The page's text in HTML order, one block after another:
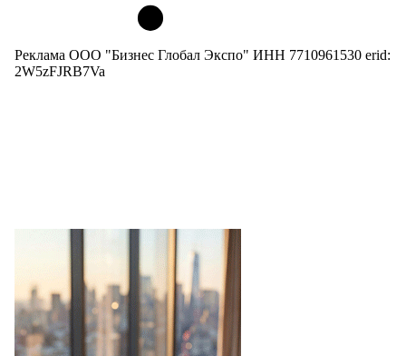
Реклама ООО "Бизнес Глобал Экспо" ИНН 7710961530 erid:
2W5zFJRB7Va